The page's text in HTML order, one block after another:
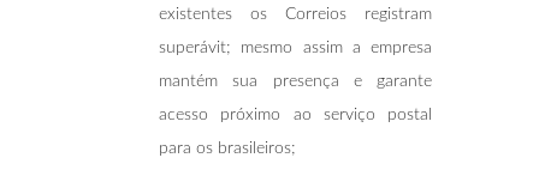
existentes os Correios registram
superávit; mesmo assim a empresa
mantém sua presença e garante
acesso próximo ao serviço postal
para os brasileiros;